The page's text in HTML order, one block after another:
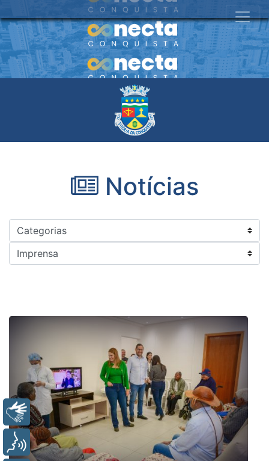
Notícias
Libras
Voz